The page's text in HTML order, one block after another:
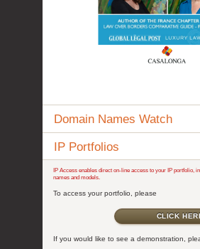
Domain Names Watch
IP Portfolios
IP Access enables direct on-line access to your IP portfolio,
names and models.
To access your portfolio, please
CLICK
If you would like to see a demonstration,